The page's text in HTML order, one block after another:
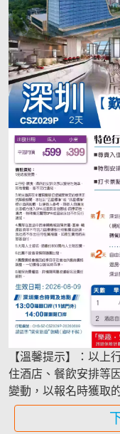
【溫馨提示】：以
住酒店、餐飲安排等
變動，以報名時獲取